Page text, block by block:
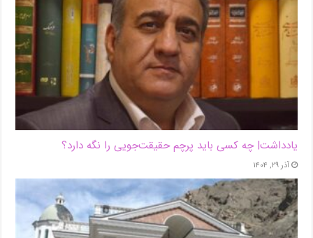
یادداشت| ‌چه کسی باید پرچم حقیقت‌جویی را نگه دارد؟
آذر ۲۹, ۱۴۰۴